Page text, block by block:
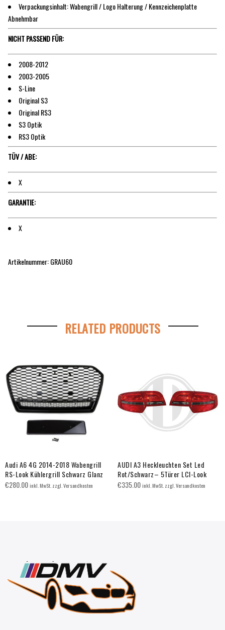
Verpackungsinhalt: Wabengrill / Logo Halterung / Kennzeichenplatte
Abnehmbar
NICHT PASSEND FÜR:
2008-2012
2003-2005
S-Line
Original S3
Original RS3
S3 Optik
RS3 Optik
TÜV / ABE:
X
GARANTIE:
X
Artikelnummer: GRAU60
RELATED PRODUCTS
Audi A6 4G 2014-2018 Wabengrill
RS-Look Kühlergrill Schwarz Glanz
€280.00inkl. MwSt. zzgl. Versandkosten
AUDI A3 Heckleuchten Set Led
Rot/Schwarz– 5Türer LCI-Look
€335.00inkl. MwSt. zzgl. Versandkosten